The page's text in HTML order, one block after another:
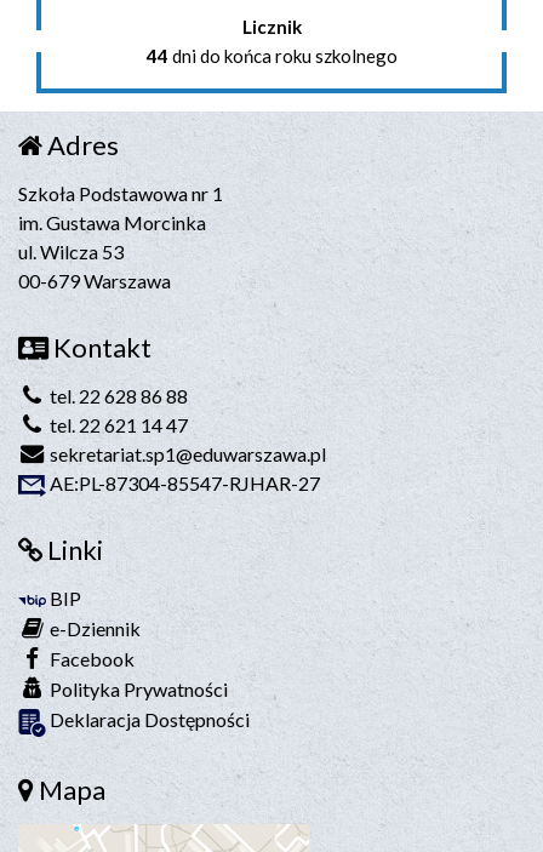
Licznik
44 dni do końca roku szkolnego
Adres
Szkoła Podstawowa nr 1
im. Gustawa Morcinka
ul. Wilcza 53
00-679 Warszawa
Kontakt
tel. 22 628 86 88
tel. 22 621 14 47
sekretariat.sp1@eduwarszawa.pl
AE:PL-87304-85547-RJHAR-27
Linki
BIP
e-Dziennik
Facebook
Polityka Prywatności
Deklaracja Dostępności
Mapa